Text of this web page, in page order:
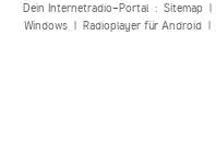
Dein Internetradio-Portal : Sitemap|
Windows| Radioplayer für Android|